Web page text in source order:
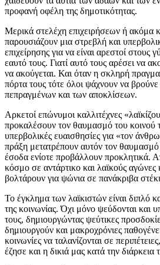
προφανή οφέλη της δημοτικότητας.
Μερικά στελέχη επιχειρήσεων ή ακόμα
παρουσιάζουν μια στρεβλή και
επιχείρησης για να είναι αρεστοί στους
εαυτό τους. Γιατί αυτό τους αρέσει να
να ακούγεται. Και όταν η σκληρή
πόρτα τους τότε όλοι ψάχνουν να βρούνε
πεπραγμένων και των αποκλίσεων.
Αρκετοί επώνυμοι καλλιτέχνες
προκαλέσουν τον θαυμασμό του κοινού
υπερβολικές ευαισθησίες για «τον
πράξη μετατρέπουν αυτόν τον
έσοδα ενίοτε προβάλλουν προκλητικά.
κόσμο σε αντάρτικο και λαϊκούς αγώνες
βολτάρουν για ψώνια σε πανάκριβα
Το έγκλημα των λαϊκιστών είναι διπλό
της κοινωνίας. Όχι μόνο ψεύδονται και
τους, δημιουργώντας ψεύτικες
δημιουργούν και μακροχρόνιες
κοινωνίες να ταλανίζονται σε
έζησε και η δικιά μας κατά την διάρκεια